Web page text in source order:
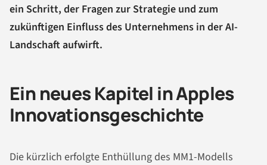
ein Schritt, der Fragen zur Strategie und zum
zukünftigen Einfluss des Unternehmens in der AI-
Landschaft aufwirft.
Ein neues Kapitel in Apples
Innovationsgeschichte
Die kürzlich erfolgte Enthüllung des MM1-Modells